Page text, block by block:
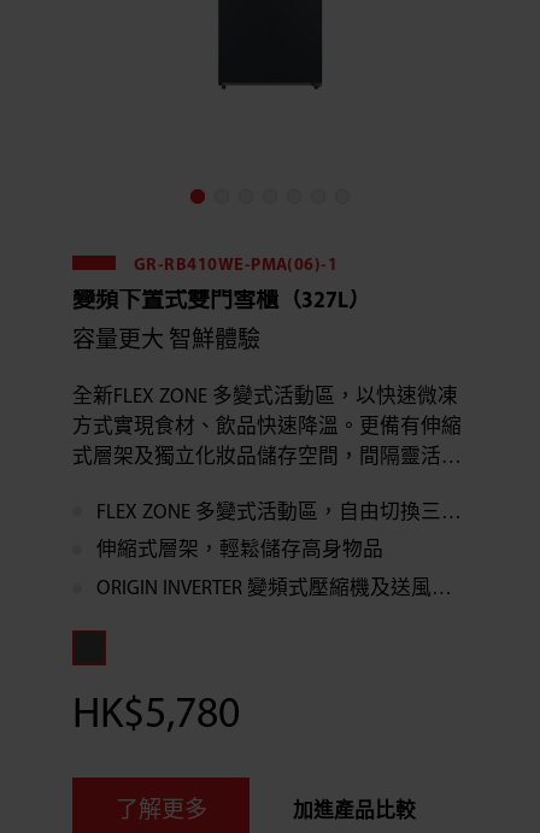
GR-RB410WE-PMA(06)-1
變頻下置式雙門雪櫃（327L）
容量更大 智鮮體驗
全新FLEX ZONE 多變式活動區，以快速微凍
方式實現食材、飲品快速降溫。更備有伸縮
式層架及獨立化妝品儲存空間，間隔靈活，
FLEX ZONE 多變式活動區，自由切換三種用途
伸縮式層架，輕鬆儲存高身物品
ORIGIN INVERTER 變頻式壓縮機及送風系統，節省能源達17%*
HK$5,780
了解更多 加進產品比較